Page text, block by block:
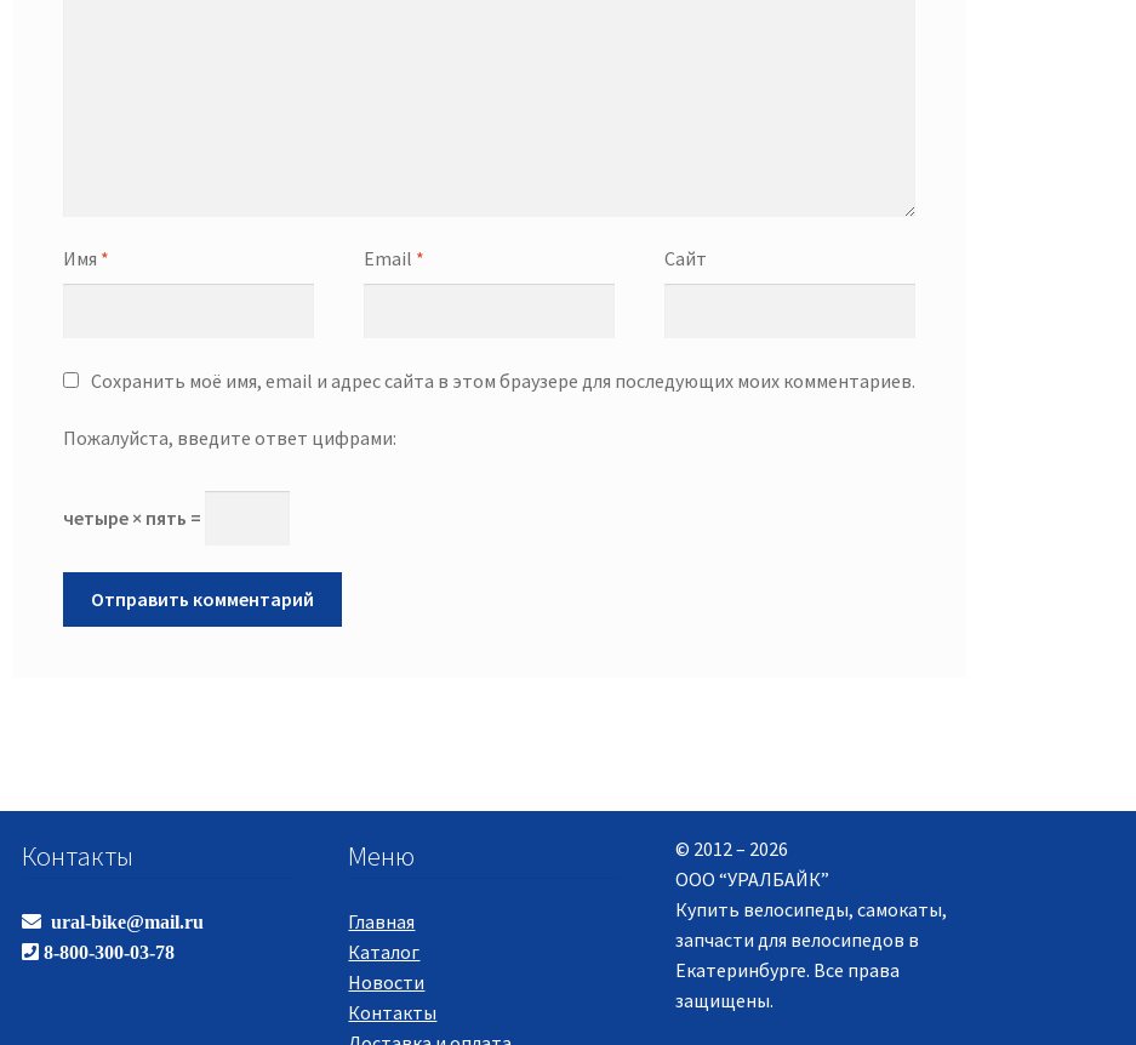
Имя * Email * Сайт
Сохранить моё имя, email и адрес сайта в этом браузере для последующих моих комментариев.
Пожалуйста, введите ответ цифрами:
четыре × пять =
Контакты
ural-bike@mail.ru
8-800-300-03-78
Меню
Главная
Каталог
Новости
Контакты
© 2012 – 2026
ООО “УРАЛБАЙК”
Купить велосипеды, самокаты,
запчасти для велосипедов в
Екатеринбурге. Все права
защищены.